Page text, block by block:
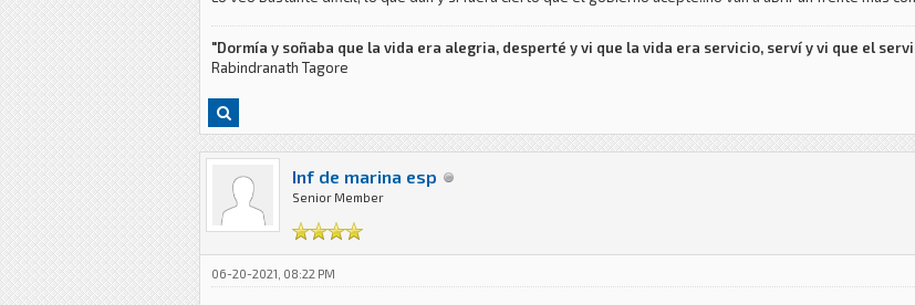
"Dormía y soñaba que la vida era alegria, desperté y vi que la vida era servicio, serví y vi que el
Rabindranath Tagore
Inf de marina esp
Senior Member
06-20-2021, 08:22 PM